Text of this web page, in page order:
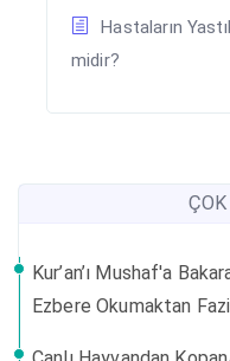
Hastaların
midir?
Kur’an’ı Mushaf'a
Ezbere Okumaktan